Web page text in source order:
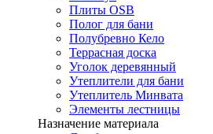
Плиты OSB
Полог для бани
Полубревно Кело
Террасная доска
Уголок деревянный
Утеплители для бани
Утеплитель Минвата
Элементы лестницы
Назначение материала